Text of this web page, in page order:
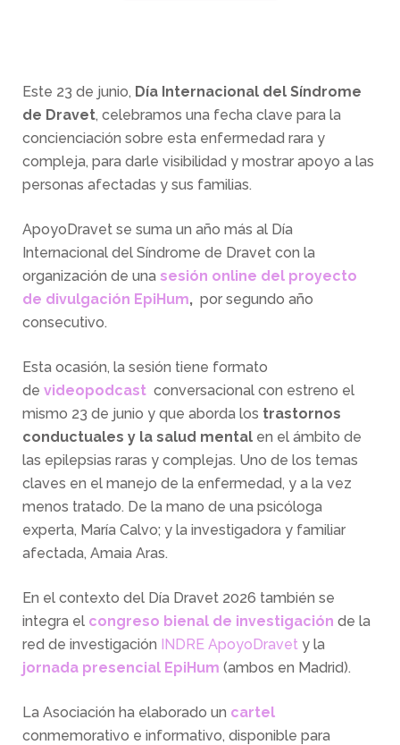
Este 23 de junio, Día Internacional del Síndrome
de Dravet, celebramos una fecha clave para la
concienciación sobre esta enfermedad rara y
compleja, para darle visibilidad y mostrar apoyo a las
personas afectadas y sus familias.
ApoyoDravet se suma un año más al Día
Internacional del Síndrome de Dravet con la
organización de una sesión online del proyecto
de divulgación EpiHum, por segundo año
consecutivo.
Esta ocasión, la sesión tiene formato
de videopodcast conversacional con estreno el
mismo 23 de junio y que aborda los trastornos
conductuales y la salud mental en el ámbito de
las epilepsias raras y complejas. Uno de los temas
claves en el manejo de la enfermedad, y a la vez
menos tratado. De la mano de una psicóloga
experta, María Calvo; y la investigadora y familiar
afectada, Amaia Aras.
En el contexto del Día Dravet 2026 también se
integra el congreso bienal de investigación de la
red de investigación INDRE ApoyoDravet y la
jornada presencial EpiHum (ambos en Madrid).
La Asociación ha elaborado un cartel
conmemorativo e informativo, disponible para